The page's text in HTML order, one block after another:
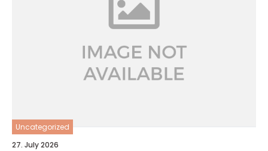
Uncategorized
27. July 2026